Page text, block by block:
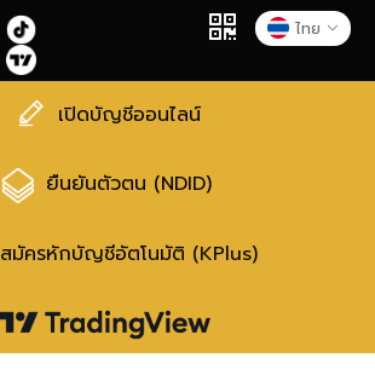
ไทย
เปิดบัญชีออนไลน์
ยืนยันตัวตน (NDID)
สมัครหักบัญชีอัตโนมัติ (KPlus)